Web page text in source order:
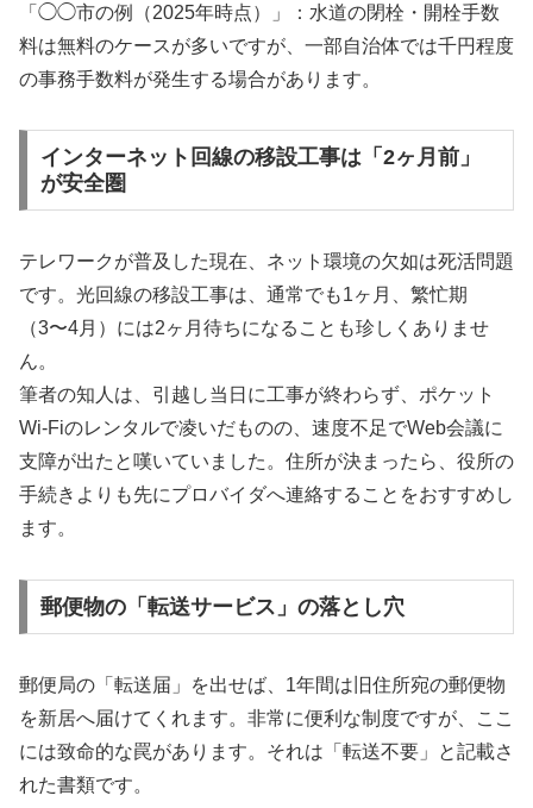
「◯◯市の例（2025年時点）」：水道の閉栓・開栓手数
料は無料のケースが多いですが、一部自治体では千円程度
の事務手数料が発生する場合があります。
インターネット回線の移設工事は「2ヶ月前」
が安全圏
テレワークが普及した現在、ネット環境の欠如は死活問題
です。光回線の移設工事は、通常でも1ヶ月、繁忙期
（3〜4月）には2ヶ月待ちになることも珍しくありませ
ん。
筆者の知人は、引越し当日に工事が終わらず、ポケット
Wi-Fiのレンタルで凌いだものの、速度不足でWeb会議に
支障が出たと嘆いていました。住所が決まったら、役所の
手続きよりも先にプロバイダへ連絡することをおすすめし
ます。
郵便物の「転送サービス」の落とし穴
郵便局の「転送届」を出せば、1年間は旧住所宛の郵便物
を新居へ届けてくれます。非常に便利な制度ですが、ここ
には致命的な罠があります。それは「転送不要」と記載さ
れた書類です。